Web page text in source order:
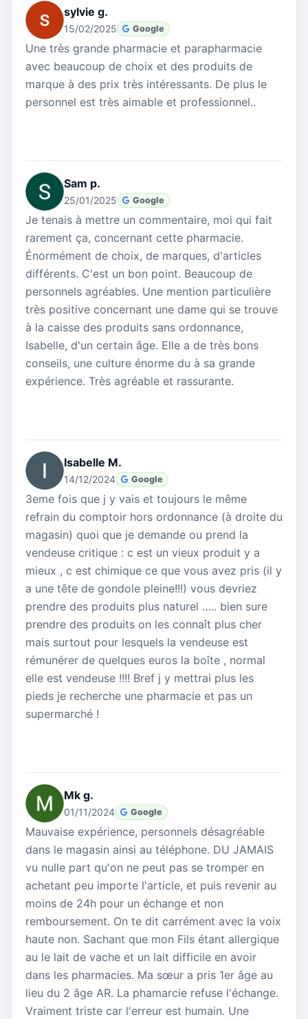
sylvie g.
15/02/2025 Google
Une très grande pharmacie et parapharmacie
avec beaucoup de choix et des produits de
marque à des prix très intéressants. De plus le
personnel est très aimable et professionnel..
Sam p.
25/01/2025 Google
Je tenais à mettre un commentaire, moi qui fait
rarement ça, concernant cette pharmacie.
Énormément de choix, de marques, d'articles
différents. C'est un bon point. Beaucoup de
personnels agréables. Une mention particulière
très positive concernant une dame qui se trouve
à la caisse des produits sans ordonnance,
Isabelle, d'un certain âge. Elle a de très bons
conseils, une culture énorme du à sa grande
expérience. Très agréable et rassurante.
Isabelle M.
14/12/2024 Google
3eme fois que j y vais et toujours le même
refrain du comptoir hors ordonnance (à droite du
magasin) quoi que je demande ou prend la
vendeuse critique : c est un vieux produit y a
mieux , c est chimique ce que vous avez pris (il y
a une tête de gondole pleine!!!) vous devriez
prendre des produits plus naturel ….. bien sure
prendre des produits on les connaît plus cher
mais surtout pour lesquels la vendeuse est
rémunérer de quelques euros la boîte , normal
elle est vendeuse !!!! Bref j y mettrai plus les
pieds je recherche une pharmacie et pas un
supermarché !
Mk g.
01/11/2024 Google
Mauvaise expérience, personnels désagréable
dans le magasin ainsi au téléphone. DU JAMAIS
vu nulle part qu'on ne peut pas se tromper en
achetant peu importe l'article, et puis revenir au
moins de 24h pour un échange et non
remboursement. On te dit carrément avec la voix
haute non. Sachant que mon Fils étant allergique
au le lait de vache et un lait difficile en avoir
dans les pharmacies. Ma sœur a pris 1er âge au
lieu du 2 âge AR. La phamarcie refuse l'échange.
Vraiment triste car l'erreur est humain. Une